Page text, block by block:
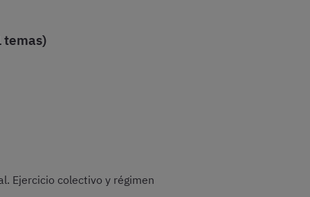
temas)
Ejercicio colectivo y régimen